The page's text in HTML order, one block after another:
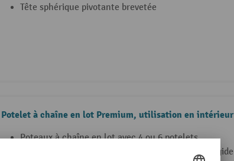
Tête sphérique pivotante brevetée
Potelet à chaîne en lot Premium, utilisation en intérieur
Poteaux à chaîne en lot avec 4 ou 6 potelets
Potelets en polypropylène, pied en caoutchouc rigide